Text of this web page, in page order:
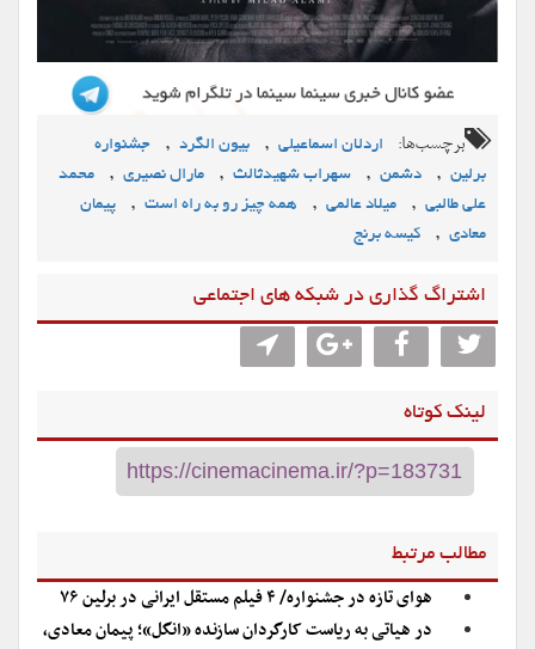
برچسب‌ها: اردلان اسماعیلی , بیون الگرد ,
جشنواره
برلین , دشمن , سهراب شهیدثالث , مارال نصیری ,
محمد
علی طالبی , میلاد عالمی , همه چیز رو به راه است ,
پیمان
معادی , کیسه برنج
اشتراگ گذاری در شبکه های اجتماعی
لینک کوتاه
مطالب مرتبط
هوای تازه در جشنواره/ ۴ فیلم مستقل ایرانی در برلین ۷۶
در هیاتی به ریاست کارگردان سازنده «انگل»؛ پیمان معادی،